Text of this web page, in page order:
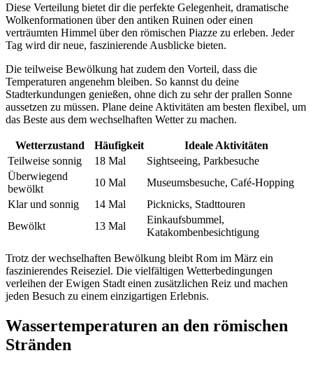
Diese Verteilung bietet dir die perfekte Gelegenheit, dramatische
Wolkenformationen über den antiken Ruinen oder einen
verträumten Himmel über den römischen Piazze zu erleben. Jeder
Tag wird dir neue, faszinierende Ausblicke bieten.
Die teilweise Bewölkung hat zudem den Vorteil, dass die
Temperaturen angenehm bleiben. So kannst du deine
Stadterkundungen genießen, ohne dich zu sehr der prallen Sonne
aussetzen zu müssen. Plane deine Aktivitäten am besten flexibel, um
das Beste aus dem wechselhaften Wetter zu machen.
Wetterzustand Häufigkeit
Ideale Aktivitäten
Teilweise sonnig
18 Mal
Sightseeing, Parkbesuche
Überwiegend
bewölkt
10 Mal
Museumsbesuche, Café-Hopping
Klar und sonnig
14 Mal
Picknicks, Stadttouren
Bewölkt
13 Mal
Einkaufsbummel,
Katakombenbesichtigung
Trotz der wechselhaften Bewölkung bleibt Rom im März ein
faszinierendes Reiseziel. Die vielfältigen Wetterbedingungen
verleihen der Ewigen Stadt einen zusätzlichen Reiz und machen
jeden Besuch zu einem einzigartigen Erlebnis.
Wassertemperaturen an den römischen
Stränden